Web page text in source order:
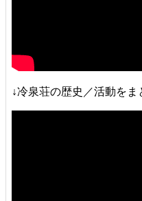
↓冷泉荘の歴史／活動を